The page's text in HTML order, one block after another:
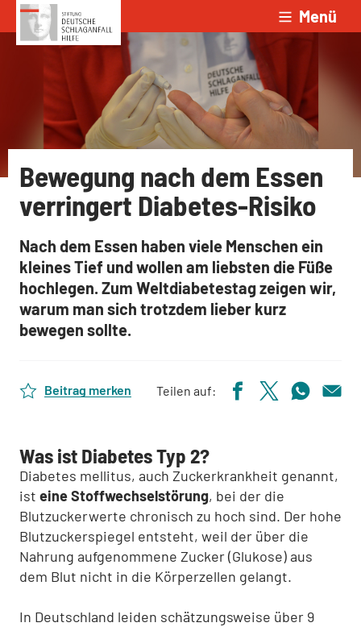
Zum Inhalt springen Menü
Bewegung nach dem Essen
verringert Diabetes-Risiko
Nach dem Essen haben viele Menschen ein
kleines Tief und wollen am liebsten die Füße
hochlegen. Zum Weltdiabetestag zeigen wir,
warum man sich trotzdem lieber kurz
bewegen sollte.
Beitrag merken Teilen auf:
Was ist Diabetes Typ 2?
Diabetes mellitus, auch Zuckerkrankheit genannt,
ist eine Stoffwechselstörung, bei der die
Blutzuckerwerte chronisch zu hoch sind. Der hohe
Blutzuckerspiegel entsteht, weil der über die
Nahrung aufgenommene Zucker (Glukose) aus
dem Blut nicht in die Körperzellen gelangt.
In Deutschland leiden schätzungsweise über 9